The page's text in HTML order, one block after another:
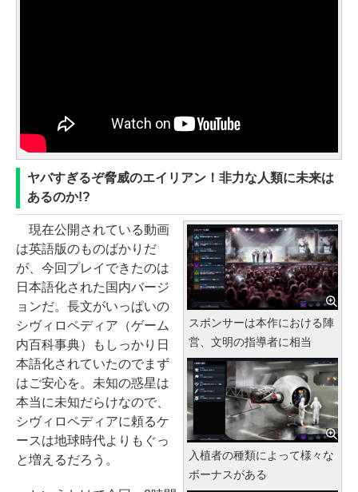
ヤバすぎるぞ脅威のエイリアン！非力な人類に未来は
あるのか!?
スポンサーは本作における陣
営、文明の指導者に相当
入植者の種類によって様々な
ボーナスがある
現在公開されている動画
は英語版のものばかりだ
が、今回プレイできたのは
日本語化された国内バージ
ョンだ。長文がいっぱいの
シヴィロペディア（ゲーム
内百科事典）もしっかり日
本語化されていたのでまず
はご安心を。未知の惑星は
本当に未知だらけなので、
シヴィロペディアに頼るケ
ースは地球時代よりもぐっ
と増えるだろう。